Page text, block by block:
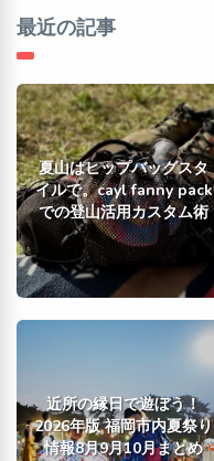
最近の記事
夏山はヒップバッグスタ
イルで。cayl fanny pack
での登山活用カスタム術
近所の縁日で遊ぼう！
2026年版 福岡市内夏祭り
情報8月9月10月まとめ